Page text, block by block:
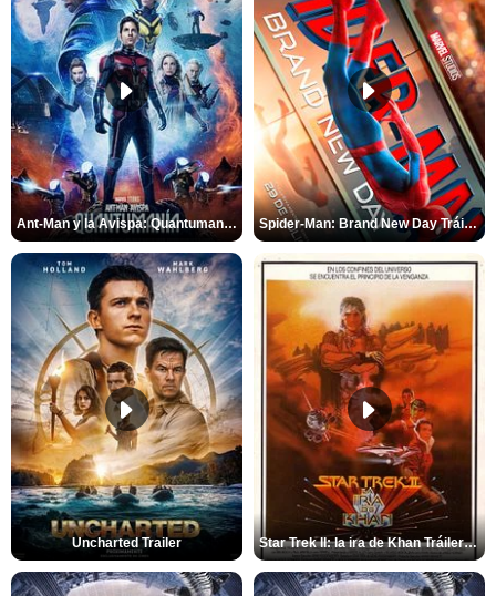
Ant-Man y la Avispa: Quantumanía Tráiler (2) Spider-Man: Brand New Day Tráiler (3)
Uncharted Trailer Star Trek II: la ira de Khan Tráiler VO